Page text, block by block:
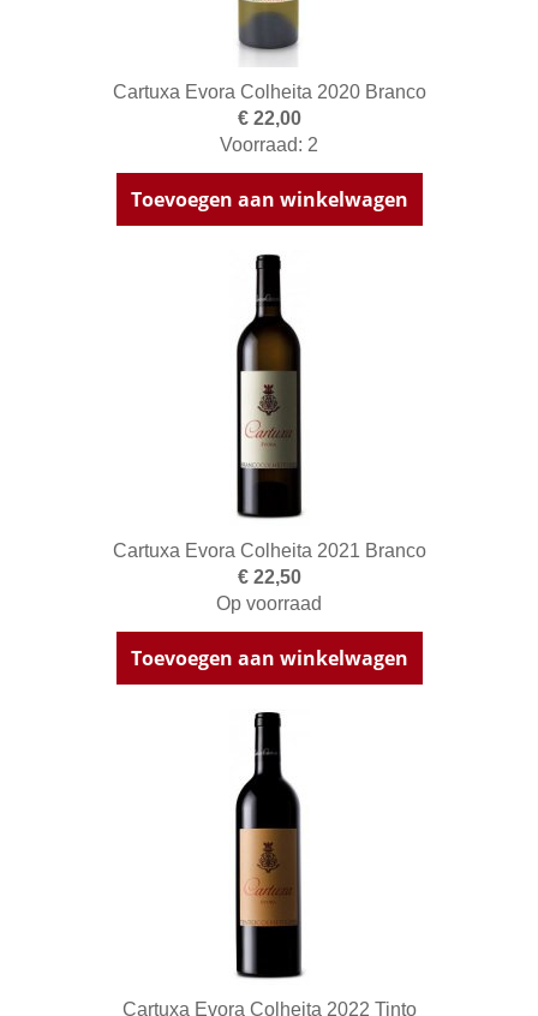
Cartuxa Evora Colheita 2020 Branco
€ 22,00
Voorraad: 2
Toevoegen aan winkelwagen
Cartuxa Evora Colheita 2021 Branco
€ 22,50
Op voorraad
Toevoegen aan winkelwagen
Cartuxa Evora Colheita 2022 Tinto